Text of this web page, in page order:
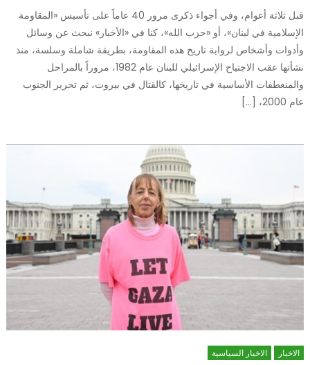
قبل ثلاثة أعوام، وفي أجواء ذكرى مرور 40 عاماً على تأسيس «المقاومة
الإسلامية في لبنان»، أو «حزب الله»، كنا في «الأخبار» نبحث عن وسائل
وأدوات وأشخاص لرواية تاريخ هذه المقاومة، بطريقة شاملة وسلسة، منذ
نشأتها عقب الاجتياح الإسرائيلي للبنان عام 1982، مروراً بالمراحل
والمنعطفات الأساسية في تاريخها، كالقتال في بيروت، ثم تحرير الجنوب
عام 2000، […]
الاخبار الاخبار السياسية